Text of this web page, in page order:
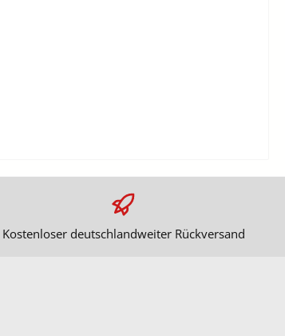
Kostenloser deutschlandweiter Rückversand